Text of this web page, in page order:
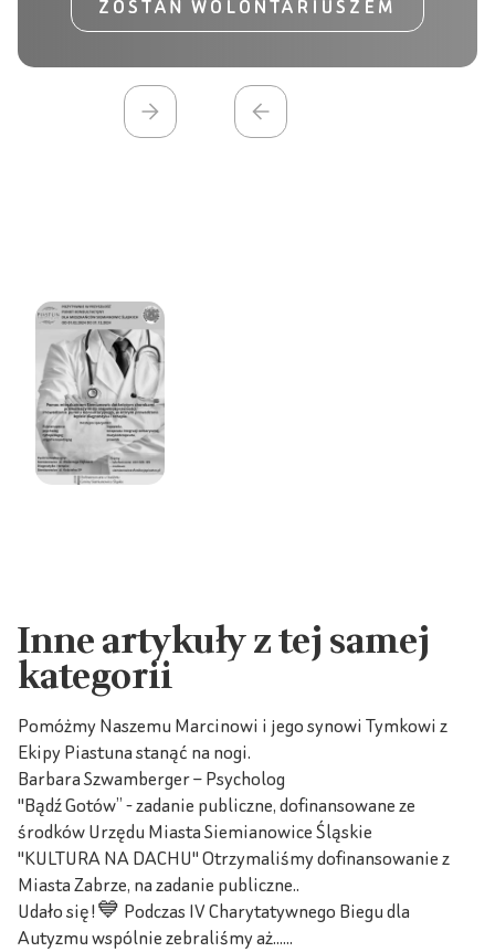
ZOSTAŃ WOLONTARIUSZEM
Inne artykuły z tej samej
kategorii
Pomóżmy Naszemu Marcinowi i jego synowi Tymkowi z
Ekipy Piastuna stanąć na nogi.
Barbara Szwamberger – Psycholog
"Bądź Gotów” - zadanie publiczne, dofinansowane ze
środków Urzędu Miasta Siemianowice Śląskie
"KULTURA NA DACHU" Otrzymaliśmy dofinansowanie z
Miasta Zabrze, na zadanie publiczne..
Udało się!💙 Podczas IV Charytatywnego Biegu dla
Autyzmu wspólnie zebraliśmy aż......